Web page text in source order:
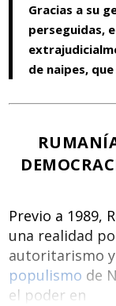
Gracias a su
perseguidas,
de naipes,
Previo a 1989,
una realidad
autoritarismo
populismo de
el poder en